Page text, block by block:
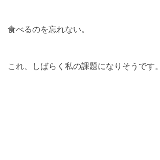
食べるのを忘れない。
これ、しばらく私の課題になりそうです。